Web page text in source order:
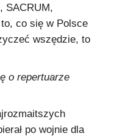
SACRUM,
co się w Polsce
wszędzie, to
o repertuarze
po wojnie dla